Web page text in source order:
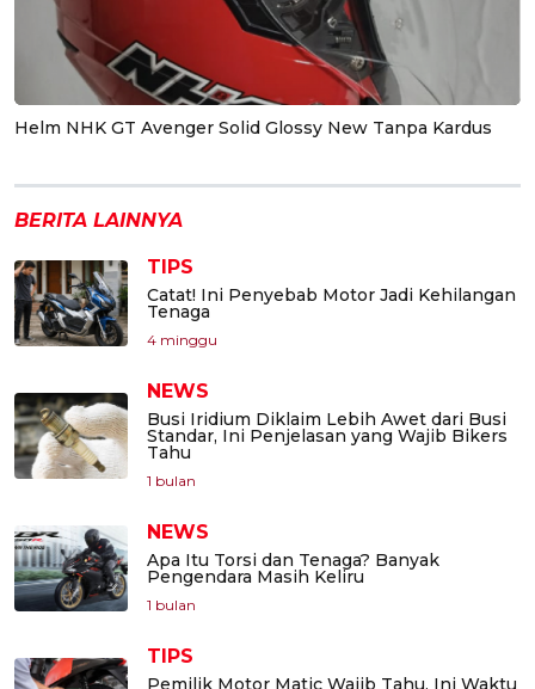
Helm NHK GT Avenger Solid Glossy New Tanpa Kardus
BERITA LAINNYA
TIPS
Catat! Ini Penyebab Motor Jadi Kehilangan
Tenaga
4 minggu
NEWS
Busi Iridium Diklaim Lebih Awet dari Busi
Standar, Ini Penjelasan yang Wajib Bikers
Tahu
1 bulan
NEWS
Apa Itu Torsi dan Tenaga? Banyak
Pengendara Masih Keliru
1 bulan
TIPS
Pemilik Motor Matic Wajib Tahu, Ini Waktu